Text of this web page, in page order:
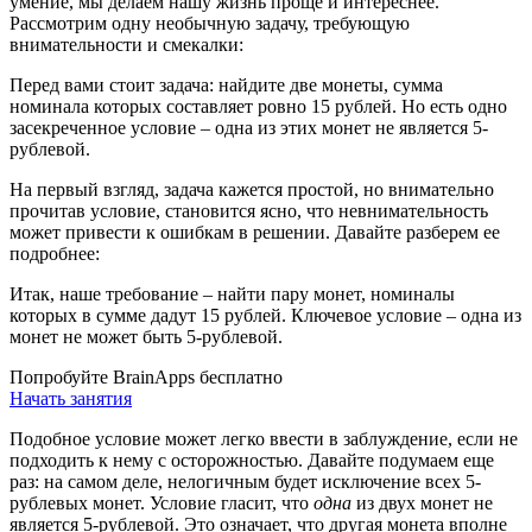
Рассмотрим одну необычную задачу, требующую
внимательности и смекалки:
Перед вами стоит задача: найдите две монеты, сумма
номинала которых составляет ровно 15 рублей. Но есть одно
засекреченное условие – одна из этих монет не является 5-
рублевой.
На первый взгляд, задача кажется простой, но внимательно
прочитав условие, становится ясно, что невнимательность
может привести к ошибкам в решении. Давайте разберем ее
подробнее:
Итак, наше требование – найти пару монет, номиналы
которых в сумме дадут 15 рублей. Ключевое условие – одна из
монет не может быть 5-рублевой.
Попробуйте BrainApps бесплатно
Начать занятия
Подобное условие может легко ввести в заблуждение, если не
подходить к нему с осторожностью. Давайте подумаем еще
раз: на самом деле, нелогичным будет исключение всех 5-
рублевых монет. Условие гласит, что одна из двух монет не
является 5-рублевой. Это означает, что другая монета вполне